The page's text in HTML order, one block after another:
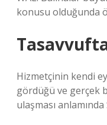
konusu olduğunda
Hizmetçinin kendi
gördüğü ve gerçek
ulaşması